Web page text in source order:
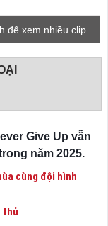
để xem nhiều clip
Give Up vẫn
năm 2025.
cùng đội hình
thủ